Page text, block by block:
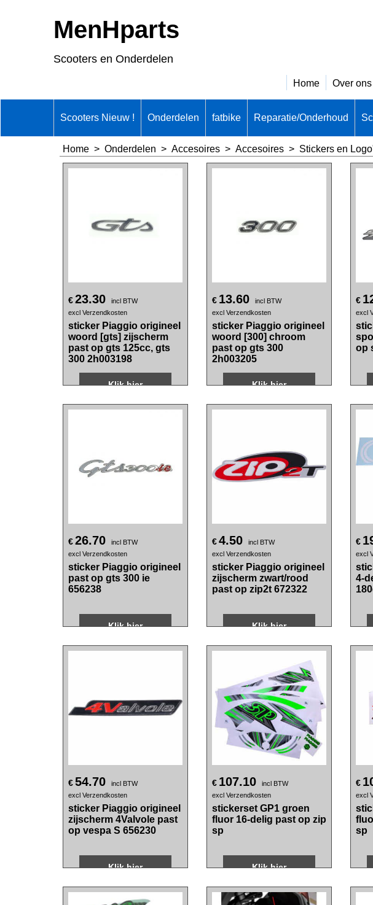
MenHparts
Scooters en Onderdelen
Home Over ons
Scooters Nieuw ! Onderdelen fatbike Reparatie/Onderhoud
Home > Onderdelen > Accesoires > Accesoires > Stickers en
€23.30
incl BTW
excl Verzendkosten
sticker Piaggio origineel
woord [gts] zijscherm
past op gts 125cc, gts
300 2h003198
Klik hier
€ 13.60
incl BTW
excl Verzendkosten
sticker Piaggio origineel
woord [300] chroom
past op gts 300
2h003205
Klik hier
€
excl
op
€ 26.70
incl BTW
excl Verzendkosten
sticker Piaggio origineel
past op gts 300 ie
€ 4.50
incl BTW
excl Verzendkosten
sticker Piaggio origineel
zijscherm zwart/rood
€
excl
4-
€54.70
incl BTW
excl Verzendkosten
op vespa S 656230
Klik hier
€107.10
incl BTW
excl Verzendkosten
Klik hier
€
excl